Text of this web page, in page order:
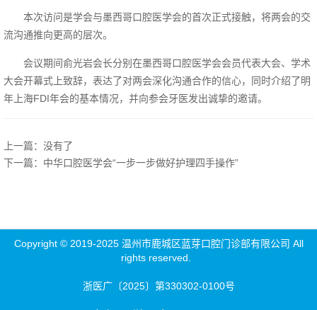
本次访问是学会与墨西哥口腔医学会的首次正式接触，将两会的交
流沟通推向更高的层次。
会议期间俞光岩会长分别在墨西哥口腔医学会会员代表大会、学术
大会开幕式上致辞，表达了对两会深化沟通合作的信心，同时介绍了明
年上海FDI年会的基本情况，并向参会牙医发出诚挚的邀请。
上一篇：没有了
下一篇：中华口腔医学会“一步一步做好护理四手操作”
Copyright © 2019-2025 温州市鹿城区蓝芽口腔门诊部有限公司 All
rights reserved.
浙医广〔2025〕第330302-0100号